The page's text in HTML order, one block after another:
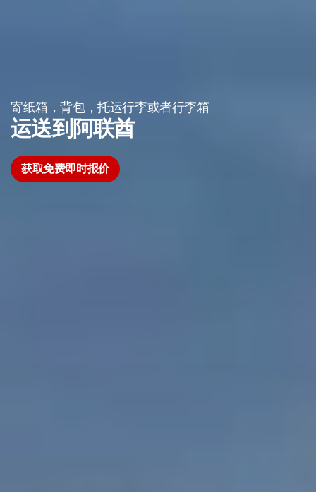
寄纸箱，背包，托运行李或者行李箱
运送到阿联酋
获取免费即时报价